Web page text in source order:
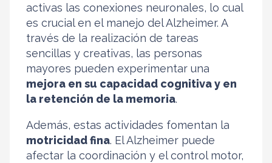
activas las conexiones neuronales, lo cual
es crucial en el manejo del Alzheimer. A
través de la realización de tareas
sencillas y creativas, las personas
mayores pueden experimentar una
mejora en su capacidad cognitiva y en
la retención de la memoria.
Además, estas actividades fomentan la
motricidad fina. El Alzheimer puede
afectar la coordinación y el control motor,